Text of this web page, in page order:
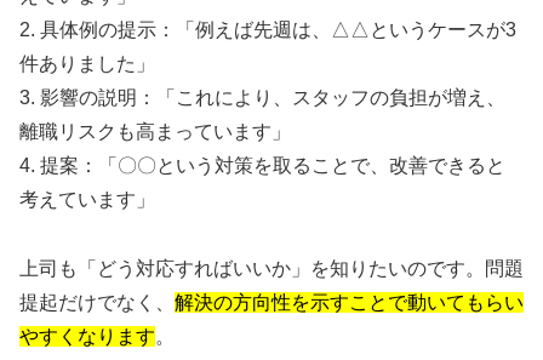
2. 具体例の提示：「例えば先週は、△△というケースが3
件ありました」
3. 影響の説明：「これにより、スタッフの負担が増え、
離職リスクも高まっています」
4. 提案：「〇〇という対策を取ることで、改善できると
考えています」
上司も「どう対応すればいいか」を知りたいのです。問題
提起だけでなく、 解決の方向性を示すことで動いてもらい
やすくなります。